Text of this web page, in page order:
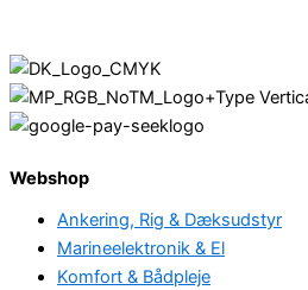
Webshop
Ankering, Rig & Dæksudstyr
Marineelektronik & El
Komfort & Bådpleje